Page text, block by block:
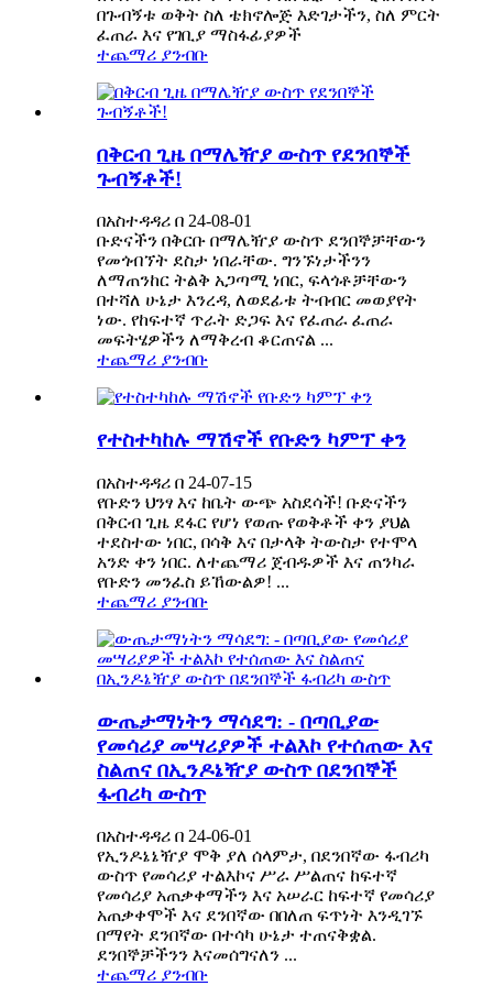
በጉብኝቱ ወቅት ስለ ቴክኖሎጅ እድገታችን, ስለ ምርት
ፈጠራ እና የገቢያ ማስፋፊያዎች
ተጨማሪ ያንብቡ
በቅርብ ጊዜ በማሌዥያ ውስጥ የደንበኞች
ጉብኝቶች!
በአስተዳዳሪ በ 24-08-01
ቡድናችን በቅርቡ በማሌዥያ ውስጥ ደንበኞቻቸውን
የመጎብኘት ደስታ ነበራቸው. ግንኙነታችንን
ለማጠንከር ትልቅ አጋጣሚ ነበር, ፍላጎቶቻቸውን
በተሻለ ሁኔታ እንረዳ, ለወደፊቱ ትብብር መወያየት
ነው. የከፍተኛ ጥራት ድጋፍ እና የፈጠራ ፈጠራ
መፍትሄዎችን ለማቅረብ ቆርጠናል ...
ተጨማሪ ያንብቡ
የተስተካከሉ ማሽኖች የቡድን ካምፕ ቀን
በአስተዳዳሪ በ 24-07-15
የቡድን ህንፃ እና ከቤት ውጭ አስደሳች! ቡድናችን
በቅርብ ጊዜ ደፋር የሆነ የወጡ የወቅቶች ቀን ያህል
ተደስተው ነበር, በሳቅ እና በታላቅ ትውስታ የተሞላ
አንድ ቀን ነበር. ለተጨማሪ ጀብዱዎች እና ጠንካራ
የቡድን መንፈስ ይኸውልዎ! ...
ተጨማሪ ያንብቡ
ውጤታማነትን ማሳደግ: - በጣቢያው
የመሳሪያ መሣሪያዎች ተልእኮ የተሰጠው እና
ስልጠና በኢንዶኔዥያ ውስጥ በደንበኞች
ፋብሪካ ውስጥ
በአስተዳዳሪ በ 24-06-01
የኢንዶኔኔዥያ ሞቅ ያለ ሰላምታ, በደንበኛው ፋብሪካ
ውስጥ የመሳሪያ ተልእኮና ሥራ ሥልጠና ከፍተኛ
የመሳሪያ አጠቃቀማችን እና አሠራር ከፍተኛ የመሳሪያ
አጠቃቀሞች እና ደንበኛው በበለጠ ፍጥነት እንዲገኙ
በማየት ደንበኛው በተሳካ ሁኔታ ተጠናቅቋል.
ደንበኞቻችንን እናመሰግናለን ...
ተጨማሪ ያንብቡ